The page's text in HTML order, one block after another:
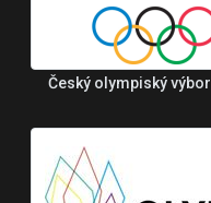
Český olympiský výbor